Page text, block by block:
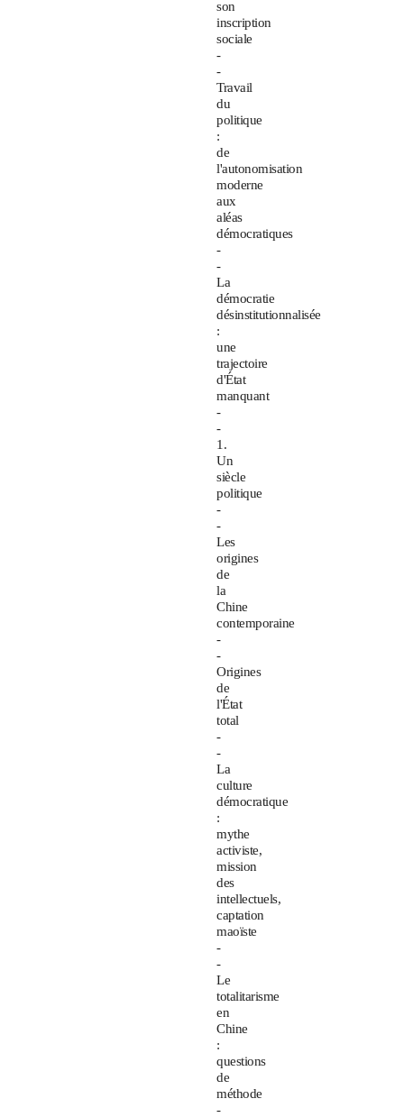
son
inscription
sociale
-
-
Travail
du
politique
:
de
l'autonomisation
moderne
aux
aléas
démocratiques
-
-
La
démocratie
désinstitutionnalisée
:
une
trajectoire
d'État
manquant
-
-
1.
Un
siècle
politique
-
-
Les
origines
de
la
Chine
contemporaine
-
-
Origines
de
l'État
total
-
-
La
culture
démocratique
:
mythe
activiste,
mission
des
intellectuels,
captation
maoïste
-
-
Le
totalitarisme
en
Chine
:
questions
de
méthode
-